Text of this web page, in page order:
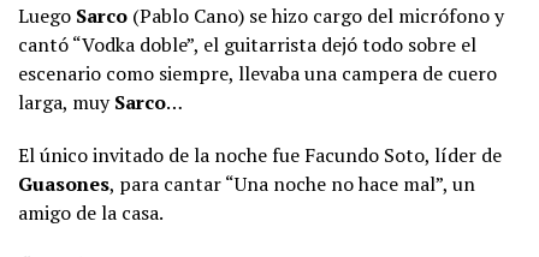
Luego Sarco (Pablo Cano) se hizo cargo del micrófono y
cantó “Vodka doble”, el guitarrista dejó todo sobre el
escenario como siempre, llevaba una campera de cuero
larga, muySarco…
El único invitado de la noche fue Facundo Soto, líder de
Guasones, para cantar “Una noche no hace mal”, un
amigo de la casa.